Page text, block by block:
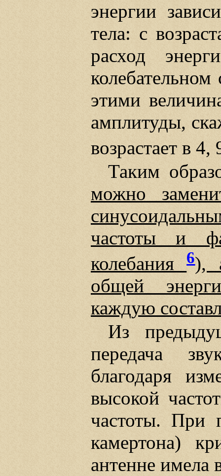
энергии
тела: с
расход
этими
амплитуды,
возрастает в
Таким
можно
частоты и
колебания6),
общей
каждую
Из
передача
благодаря
высокой
частоты. При
камертона)
антенне имела